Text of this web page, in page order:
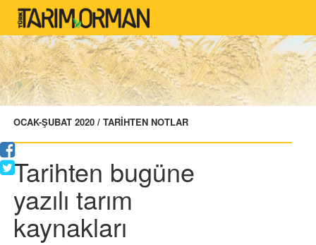
OCAK-ŞUBAT 2020 / TARİHTEN NOTLAR
Tarihten bugüne
yazılı tarım
kaynakları